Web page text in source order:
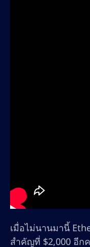
เมื่อไม่นานมานี้
สำคัญที่ $2,000 อีก